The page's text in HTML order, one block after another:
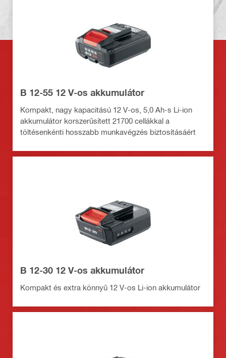
B 12-55 12 V-os akkumulátor
Kompakt, nagy kapacitású 12 V-os, 5,0 Ah-s Li-ion
akkumulátor korszerűsített 21700 cellákkal a
töltésenkénti hosszabb munkavégzés biztosításáért
B 12-30 12 V-os akkumulátor
Kompakt és extra könnyű 12 V-os Li-ion akkumulátor